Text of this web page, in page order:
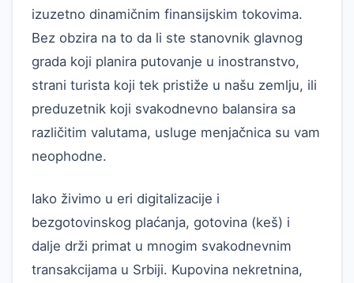
izuzetno dinamičnim finansijskim tokovima.
Bez obzira na to da li ste stanovnik glavnog
grada koji planira putovanje u inostranstvo,
strani turista koji tek pristiže u našu zemlju, ili
preduzetnik koji svakodnevno balansira sa
različitim valutama, usluge menjačnica su vam
neophodne.
Iako živimo u eri digitalizacije i
bezgotovinskog plaćanja, gotovina (keš) i
dalje drži primat u mnogim svakodnevnim
transakcijama u Srbiji. Kupovina nekretnina,